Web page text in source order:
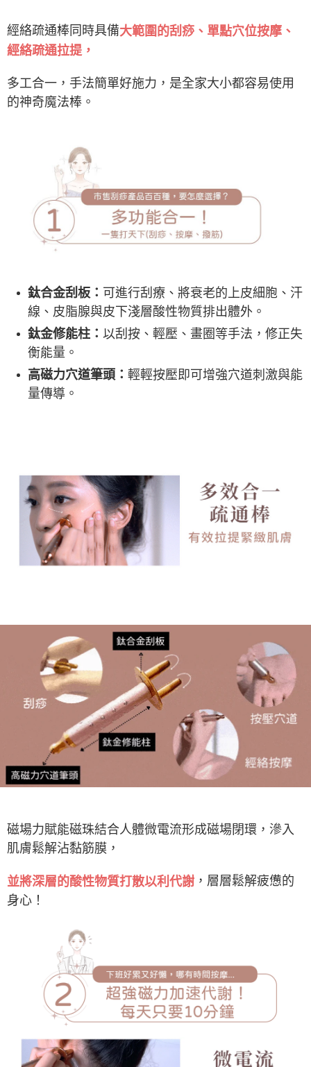
經絡疏通棒同時具備大範圍的刮痧、單點穴位按摩、
經絡疏通拉提，
多工合一，手法簡單好施力，是全家大小都容易使用
的神奇魔法棒。
鈦合金刮板： 可進行刮療、將衰老的上皮細胞、汗
線、皮脂腺與皮下淺層酸性物質排出體外。
鈦金修能柱： 以刮按、輕壓、畫圈等手法，修正失
衡能量。
高磁力穴道筆頭： 輕輕按壓即可增強穴道刺激與能
量傳導。
磁場力賦能磁珠結合人體微電流形成磁場閉環，滲入
肌膚鬆解沾黏筋膜，
並將深層的酸性物質打散以利代謝 ，層層鬆解疲憊的
身心！